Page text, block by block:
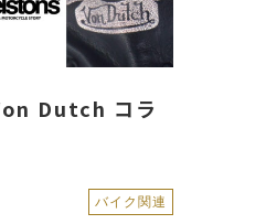
Dutch コラ
バイク関連